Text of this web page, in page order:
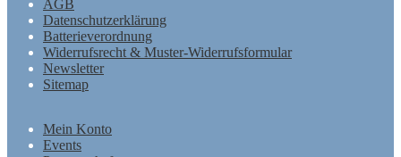
AGB
Datenschutzerklärung
Batterieverordnung
Widerrufsrecht & Muster-Widerrufsformular
Newsletter
Sitemap
Mein Konto
Events